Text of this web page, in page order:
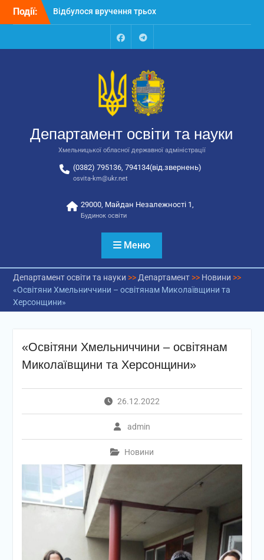
Перейти
Події:
закладів освіти
Відбулося засідання
колегії Департаменту
освіти та науки обласної
Відбулась обласна
відповідальних за
національно-патріотичне
FacebookTalegram
Департамент освіти та науки
Хмельницької обласної державної адміністрації
(0382) 795136, 794134(від.звернень)
osvita-km@ukr.net
29000, Майдан Незалежності 1,
Будинок освіти
Меню
Департамент освіти та науки >> Департамент>> Новини >>
«Освітяни Хмельниччини – освітянам Миколаївщини та
Херсонщини»
«Освітяни Хмельниччини – освітянам
Миколаївщини та Херсонщини»
26.12.2022
admin
Новини